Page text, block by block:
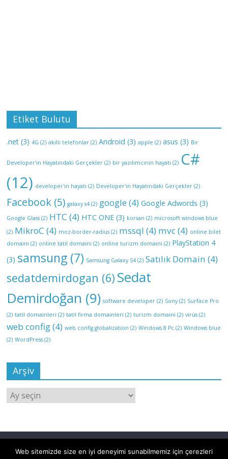
Etiket Bulutu
.net (3) 4G (2) akıllı telefonlar (2) Android (3) apple (2) asus (3) Bir
Developer'ın Hayatındaki Gerçekler (2) bir yazılımcının hayatı (2) C#
(12) developer'ın hayatı (2) Developer'ın Hayatındaki Gerçekler (2)
Facebook (5) galaxy s4 (2) google(4) Google Adwords (3)
Google Glass (2) HTC (4) HTC ONE (3) korsan (2) microsoft windows blue
(2) MikroC (4) moz-border-radius (2) mssql (4) mvc(4) online bilet
domaini (2) online tatil domaini (2) online turizm domaini (2) PlayStation 4
(3) samsung (7) Samsung Galaxy S4 (2) Satılık Domain (4)
sedatdemirdogan (6) Sedat
Demirdoğan (9) software developer (2) Sony(2) Surface Pro
(2) tatil domainleri (2) tatil firma domainleri (2) turizm domaini (2) virüs (2)
web config(4) web config globalization (2) Windows 8 Pc (2) Windows blue
(2) WordPress (2)
Arşiv
Web sitemizde size en iyi deneyimi sunabilmemiz için çerezleri